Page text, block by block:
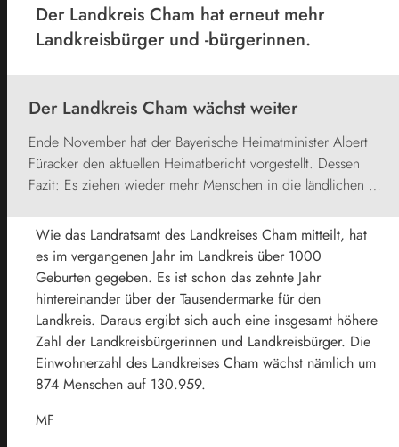
Der Landkreis Cham hat erneut mehr
Landkreisbürger und -bürgerinnen.
Der Landkreis Cham wächst weiter
Ende November hat der Bayerische Heimatminister Albert
Füracker den aktuellen Heimatbericht vorgestellt. Dessen
Fazit: Es ziehen wieder mehr Menschen in die ländlichen …
Wie das Landratsamt des Landkreises Cham mitteilt, hat
es im vergangenen Jahr im Landkreis über 1000
Geburten gegeben. Es ist schon das zehnte Jahr
hintereinander über der Tausendermarke für den
Landkreis. Daraus ergibt sich auch eine insgesamt höhere
Zahl der Landkreisbürgerinnen und Landkreisbürger. Die
Einwohnerzahl des Landkreises Cham wächst nämlich um
874 Menschen auf 130.959.
MF